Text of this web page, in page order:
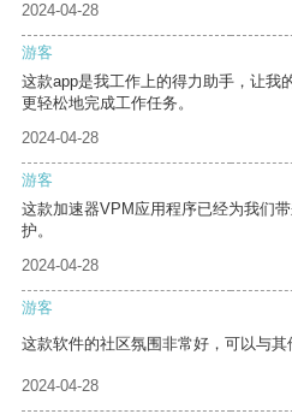
2024-04-28
游客
这款app是我工作上的得力助手，让我
更轻松地完成工作任务。
2024-04-28
游客
这款加速器VPM应用程序已经为我们
护。
2024-04-28
游客
这款软件的社区氛围非常好，可以与其
2024-04-28